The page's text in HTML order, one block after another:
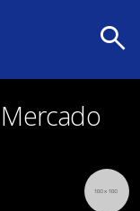
search
Mercado